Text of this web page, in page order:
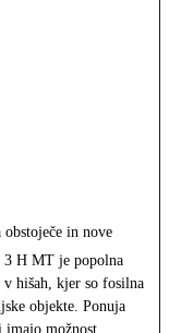
obstoječe in nove
3 H MT je popolna
hišah, kjer so fosilna
objekte. Ponuja
možnost